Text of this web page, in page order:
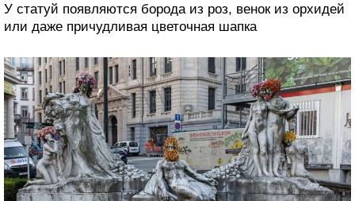
У статуй появляются борода из роз, венок из орхидей
или даже причудливая цветочная шапка